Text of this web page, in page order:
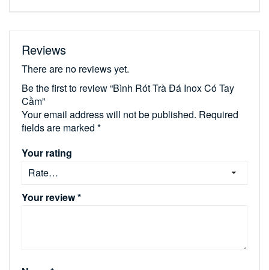
Reviews
There are no reviews yet.
Be the first to review “Bình Rót Trà Đá Inox Có Tay
Cầm”
Your email address will not be published. Required
fields are marked *
Your rating
Your review*